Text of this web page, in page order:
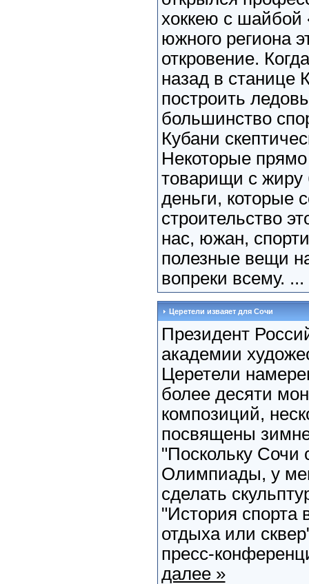
хоккею с шайбой
южного региона
откровение.
назад в станице
построить
большинство
Кубани
Некоторые
товарищи с
деньги, которые
строительство
нас, южан,
полезные вещи
вопреки всему. ...
Церетели изваяет для Сочи
Президент
академии
Церетели
более десяти
композиций,
посвящены
"Поскольку Сочи
Олимпиады, у
сделать
"История спорта
отдыха или
пресс-
далее »